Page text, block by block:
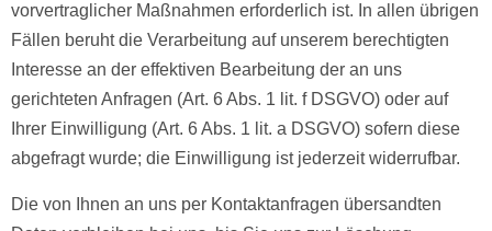
vorvertraglicher Maßnahmen erforderlich ist. In allen übrigen
Fällen beruht die Verarbeitung auf unserem berechtigten
Interesse an der effektiven Bearbeitung der an uns
gerichteten Anfragen (Art. 6 Abs. 1 lit. f DSGVO) oder auf
Ihrer Einwilligung (Art. 6 Abs. 1 lit. a DSGVO) sofern diese
abgefragt wurde; die Einwilligung ist jederzeit widerrufbar.
Die von Ihnen an uns per Kontaktanfragen übersandten